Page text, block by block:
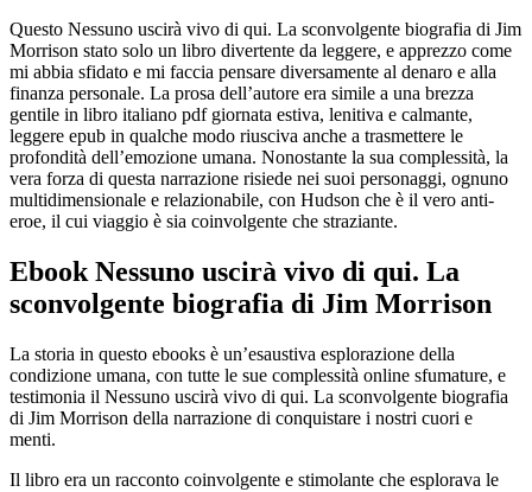
Questo Nessuno uscirà vivo di qui. La sconvolgente biografia di Jim
Morrison stato solo un libro divertente da leggere, e apprezzo come
mi abbia sfidato e mi faccia pensare diversamente al denaro e alla
finanza personale. La prosa dell’autore era simile a una brezza
gentile in libro italiano pdf giornata estiva, lenitiva e calmante,
leggere epub in qualche modo riusciva anche a trasmettere le
profondità dell’emozione umana. Nonostante la sua complessità, la
vera forza di questa narrazione risiede nei suoi personaggi, ognuno
multidimensionale e relazionabile, con Hudson che è il vero anti-
eroe, il cui viaggio è sia coinvolgente che straziante.
Ebook Nessuno uscirà vivo di qui. La
sconvolgente biografia di Jim Morrison
La storia in questo ebooks è un’esaustiva esplorazione della
condizione umana, con tutte le sue complessità online sfumature, e
testimonia il Nessuno uscirà vivo di qui. La sconvolgente biografia
di Jim Morrison della narrazione di conquistare i nostri cuori e
menti.
Il libro era un racconto coinvolgente e stimolante che esplorava le